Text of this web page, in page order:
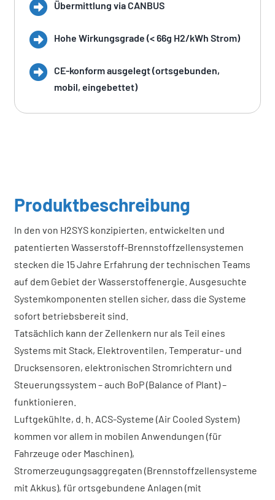
Übermittlung via CANBUS
Hohe Wirkungsgrade (< 66g H2/kWh Strom)
CE-konform ausgelegt (ortsgebunden,
mobil, eingebettet)
Produktbeschreibung
In den von H2SYS konzipierten, entwickelten und
patentierten Wasserstoff-Brennstoffzellensystemen
stecken die 15 Jahre Erfahrung der technischen Teams
auf dem Gebiet der Wasserstoffenergie. Ausgesuchte
Systemkomponenten stellen sicher, dass die Systeme
sofort betriebsbereit sind.
Tatsächlich kann der Zellenkern nur als Teil eines
Systems mit Stack, Elektroventilen, Temperatur- und
Drucksensoren, elektronischen Stromrichtern und
Steuerungssystem – auch BoP (Balance of Plant) –
funktionieren.
Luftgekühlte, d. h. ACS-Systeme (Air Cooled System)
kommen vor allem in mobilen Anwendungen (für
Fahrzeuge oder Maschinen),
Stromerzeugungsaggregaten (Brennstoffzellensysteme
mit Akkus), für ortsgebundene Anlagen (mit